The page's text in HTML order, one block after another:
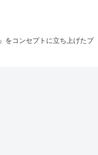
をコンセプトに立ち上げたブ